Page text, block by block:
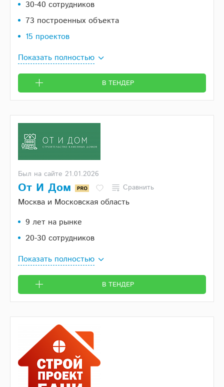
30-40 сотрудников
73 построенных объекта
15 проектов
Показать полностью
В ТЕНДЕР
Был на сайте 21.01.2026
От И Дом Сравнить
Москва и Московская область
9 лет на рынке
20-30 сотрудников
Показать полностью
В ТЕНДЕР